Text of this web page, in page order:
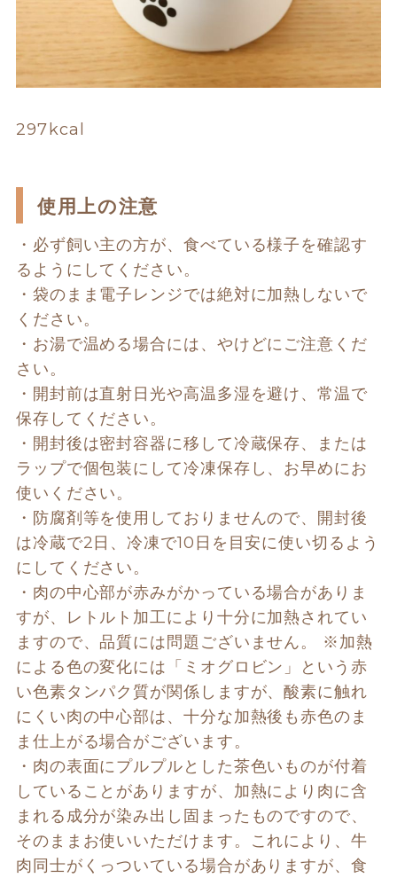
297kcal
使用上の注意
・必ず飼い主の方が、食べている様子を確認す
るようにしてください。
・袋のまま電子レンジでは絶対に加熱しないで
ください。
・お湯で温める場合には、やけどにご注意くだ
さい。
・開封前は直射日光や高温多湿を避け、常温で
保存してください。
・開封後は密封容器に移して冷蔵保存、または
ラップで個包装にして冷凍保存し、お早めにお
使いください。
・防腐剤等を使用しておりませんので、開封後
は冷蔵で2日、冷凍で10日を目安に使い切るよう
にしてください。
・肉の中心部が赤みがかっている場合がありま
すが、レトルト加工により十分に加熱されてい
ますので、品質には問題ございません。 ※加熱
による色の変化には「ミオグロビン」という赤
い色素タンパク質が関係しますが、酸素に触れ
にくい肉の中心部は、十分な加熱後も赤色のま
ま仕上がる場合がございます。
・肉の表面にプルプルとした茶色いものが付着
していることがありますが、加熱により肉に含
まれる成分が染み出し固まったものですので、
そのままお使いいただけます。これにより、牛
肉同士がくっついている場合がありますが、食